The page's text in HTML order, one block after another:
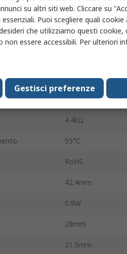
10A
-25°C
24V cc
240W
4.4kΩ
55°C
RoHS
42.4mm
0.9W
28mm
21.5mm
su altri siti web. Cliccare su
Puoi scegliere quali
che utilizziamo questi
essere accessibili. Per ulteriori
Gestisci preferenze